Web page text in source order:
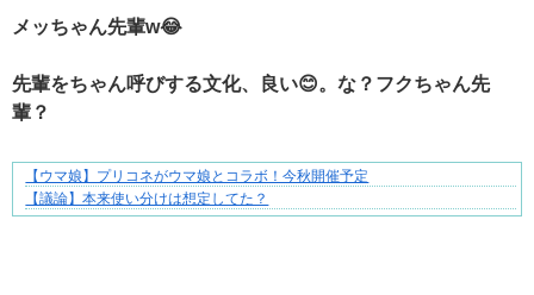
メッちゃん先輩w😂
先輩をちゃん呼びする文化、良い😊。な？フクちゃん先
輩？
妻との生活が、夫をうつへ追い込んだ現実
【ウマ娘】プリコネがウマ娘とコラボ！今秋開催予定
【議論】本来使い分けは想定してた？